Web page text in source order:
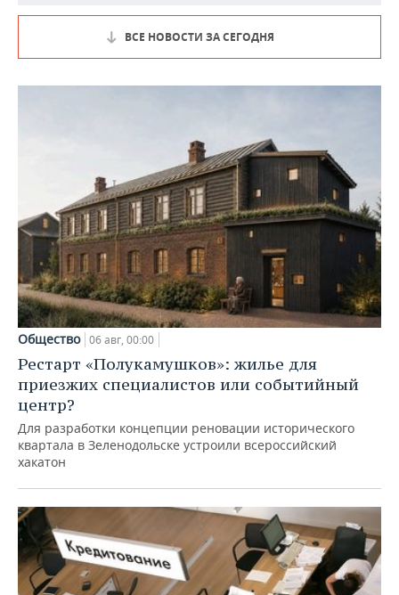
ВСЕ НОВОСТИ ЗА СЕГОДНЯ
Общество 06 авг, 00:00
Рестарт «Полукамушков»: жилье для
приезжих специалистов или событийный
центр?
Для разработки концепции реновации исторического
квартала в Зеленодольске устроили всероссийский
хакатон